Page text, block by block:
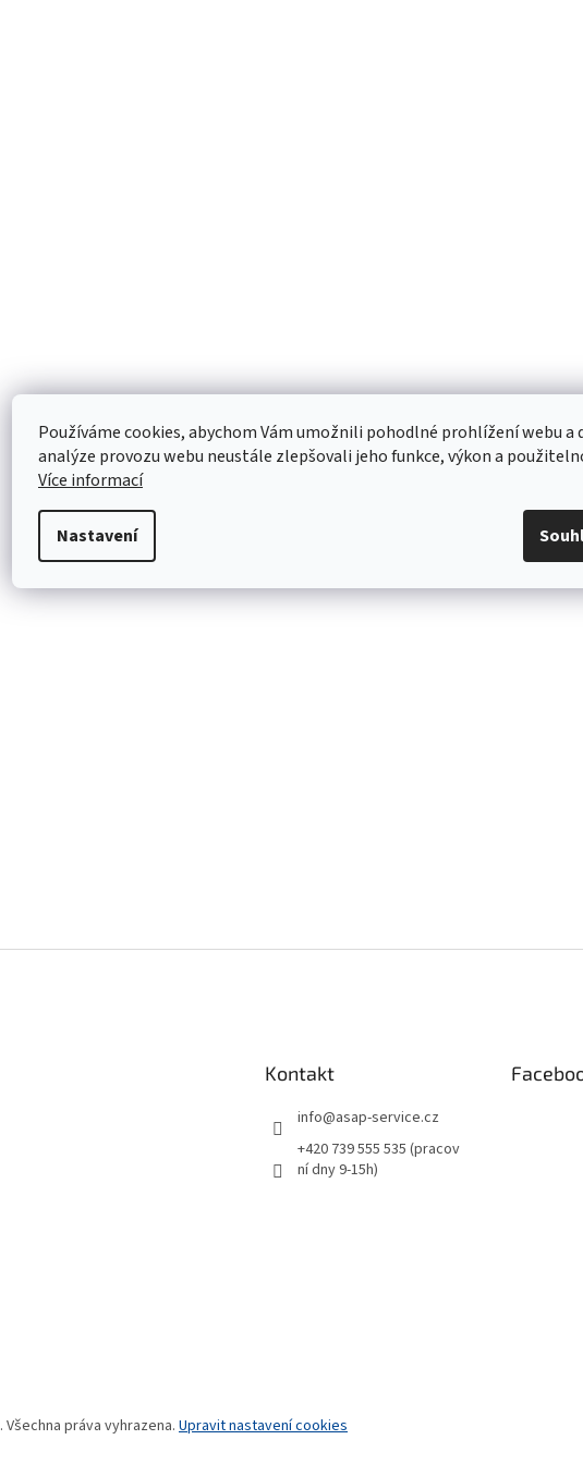
Používáme cookies, abychom Vám umožnili pohodlné prohlížení webu a
analýze provozu webu neustále zlepšovali jeho funkce, výkon a
Více informací
Nastavení
Kontakt
info@asap-service.cz
+420 739 555 535 (pracov
ní dny 9-15h)
. Všechna práva vyhrazena. Upravit nastavení cookies